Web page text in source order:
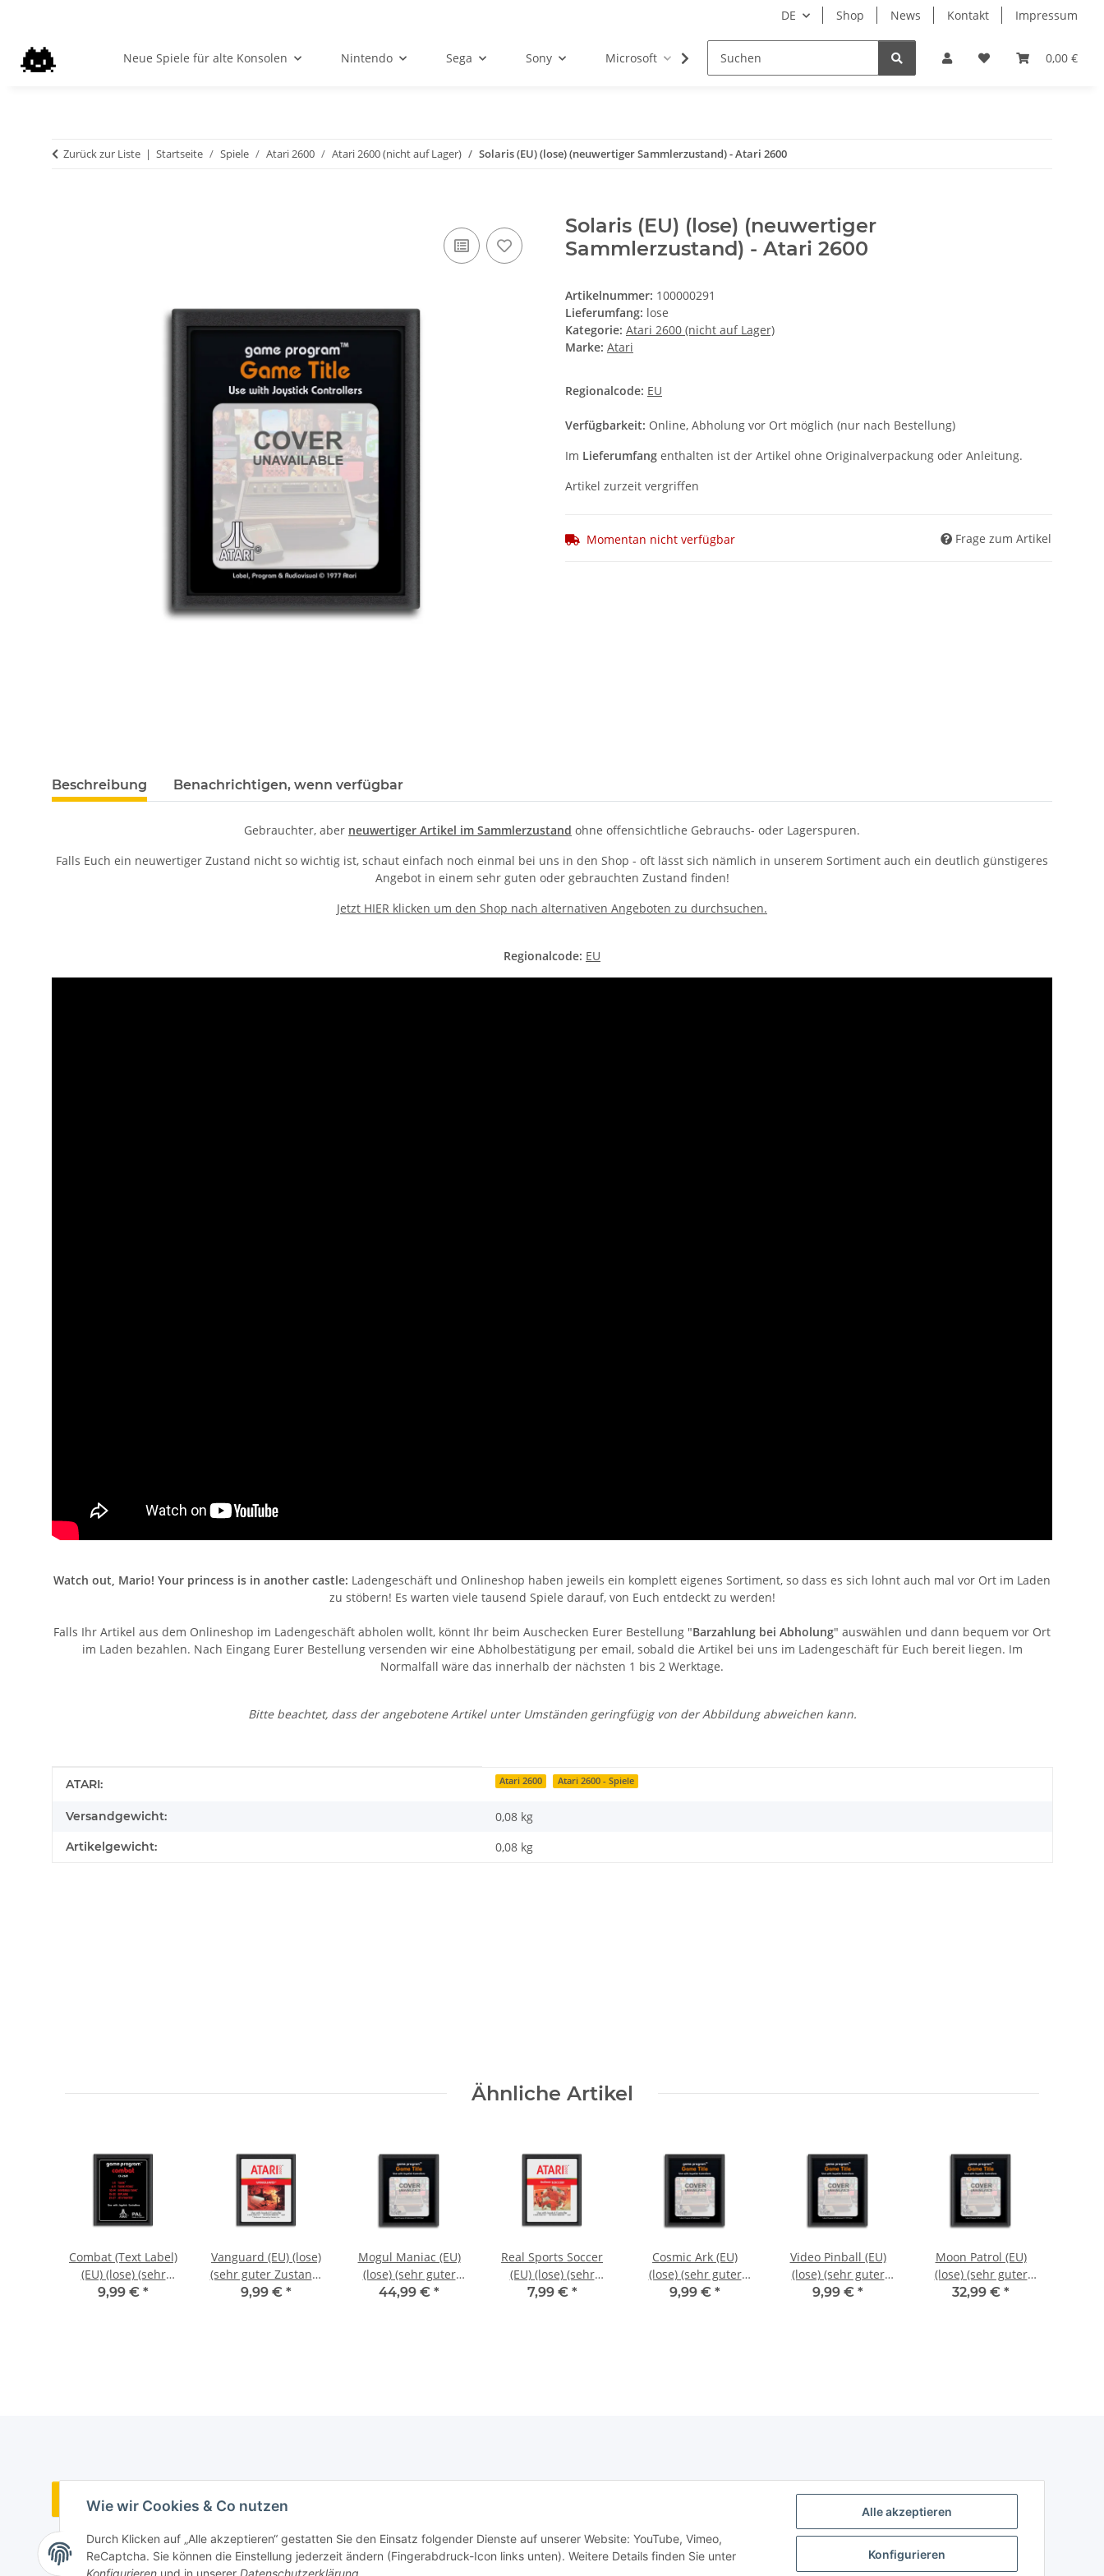
Alle akzeptieren
Konfigurieren
Wie wir Cookies & Co nutzen
Durch Klicken auf „Alle akzeptieren“ gestatten Sie den Einsatz folgender Dienste auf unserer Website: YouTube, Vimeo,
ReCaptcha. Sie können die Einstellung jederzeit ändern (Fingerabdruck-Icon links unten). Weitere Details finden Sie unter
DE Shop News Kontakt Impressum
0,00 €
Neue Spiele für alte Konsolen Nintendo Sega Sony Microsoft Atari
Zurück zur Liste Startseite Spiele Atari 2600 Atari 2600 (nicht auf Lager) Solaris (EU) (lose) (neuwertiger Sammlerzustand) - Atari 2600
Solaris (EU) (lose) (neuwertiger
Sammlerzustand) - Atari 2600
Artikelnummer: 100000291
Lieferumfang: lose
Kategorie: Atari 2600 (nicht auf Lager)
Marke: Atari
Regionalcode: EU
Verfügbarkeit: Online, Abholung vor Ort möglich (nur nach Bestellung)
Im Lieferumfang enthalten ist der Artikel ohne Originalverpackung oder Anleitung.
Artikel zurzeit vergriffen
Momentan nicht verfügbar Frage zum Artikel
Beschreibung Benachrichtigen, wenn verfügbar
Gebrauchter, aber neuwertiger Artikel im Sammlerzustand ohne offensichtliche Gebrauchs- oder Lagerspuren.
Falls Euch ein neuwertiger Zustand nicht so wichtig ist, schaut einfach noch einmal bei uns in den Shop - oft lässt sich nämlich in unserem Sortiment auch ein deutlich günstigeres
Angebot in einem sehr guten oder gebrauchten Zustand finden!
Jetzt HIER klicken um den Shop nach alternativen Angeboten zu durchsuchen.
Regionalcode: EU
Watch out, Mario! Your princess is in another castle: Ladengeschäft und Onlineshop haben jeweils ein komplett eigenes Sortiment, so dass es sich lohnt auch mal vor Ort im Laden
zu stöbern! Es warten viele tausend Spiele darauf, von Euch entdeckt zu werden!
Falls Ihr Artikel aus dem Onlineshop im Ladengeschäft abholen wollt, könnt Ihr beim Auschecken Eurer Bestellung "Barzahlung bei Abholung" auswählen und dann bequem vor Ort
im Laden bezahlen. Nach Eingang Eurer Bestellung versenden wir eine Abholbestätigung per email, sobald die Artikel bei uns im Ladengeschäft für Euch bereit liegen. Im
Normalfall wäre das innerhalb der nächsten 1 bis 2 Werktage.
Bitte beachtet, dass der angebotene Artikel unter Umständen geringfügig von der Abbildung abweichen kann.
Produkteigenschaft
Wert
ATARI: Atari 2600 Atari 2600 - Spiele
Versandgewicht: 0,08 kg
Artikelgewicht: 0,08 kg
Ähnliche Artikel
Combat (Text Label)
(EU) (lose) (sehr
guter Zustand) -
9,99 € *
Vanguard (EU) (lose)
(sehr guter Zustand)
- Atari 2600
9,99 € *
Mogul Maniac (EU)
(lose) (sehr guter
Zustand) - Atari 2600
44,99 € *
Real Sports Soccer
(EU) (lose) (sehr
guter Zustand) -
7,99 € *
Cosmic Ark (EU)
(lose) (sehr guter
Zustand) - Atari 2600
9,99 € *
Video Pinball (EU)
(lose) (sehr guter
Zustand) - Atari 2600
9,99 € *
Moon Patrol (EU)
(lose) (sehr guter
Zustand) - Atari 2600
32,99 € *
Vertrag widerrufen